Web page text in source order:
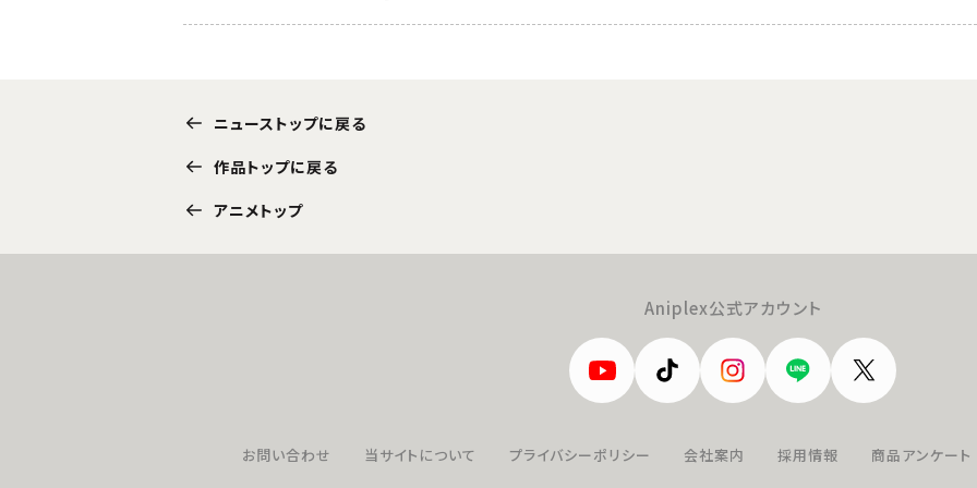
ニューストップに戻る
作品トップに戻る
アニメトップ
Aniplex公式アカウント
お問い合わせ 当サイトについて プライバシーポリシー 会社案内 採用情報 商品アンケート